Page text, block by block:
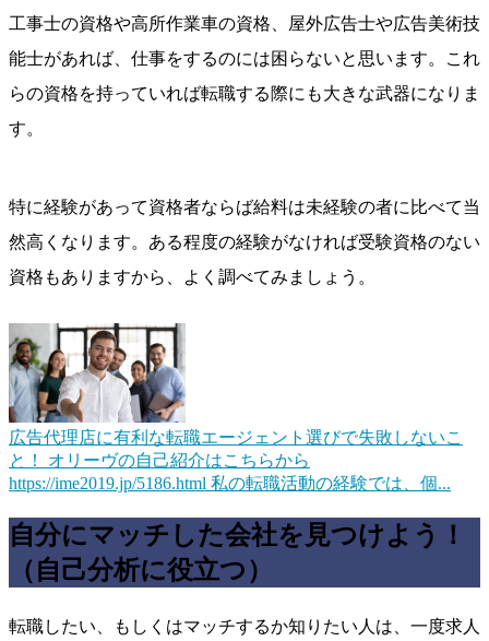
工事士の資格や高所作業車の資格、屋外広告士や広告美術技
能士があれば、仕事をするのには困らないと思います。これ
らの資格を持っていれば転職する際にも大きな武器になりま
す。
特に経験があって資格者ならば給料は未経験の者に比べて当
然高くなります。ある程度の経験がなければ受験資格のない
資格もありますから、よく調べてみましょう。
広告代理店に有利な転職エージェント選びで失敗しないこ
と！
オリーヴの自己紹介はこちらから
https://ime2019.jp/5186.html 私の転職活動の経験では、個...
自分にマッチした会社を見つけよう！
（自己分析に役立つ）
転職したい、もしくはマッチするか知りたい人は、一度求人